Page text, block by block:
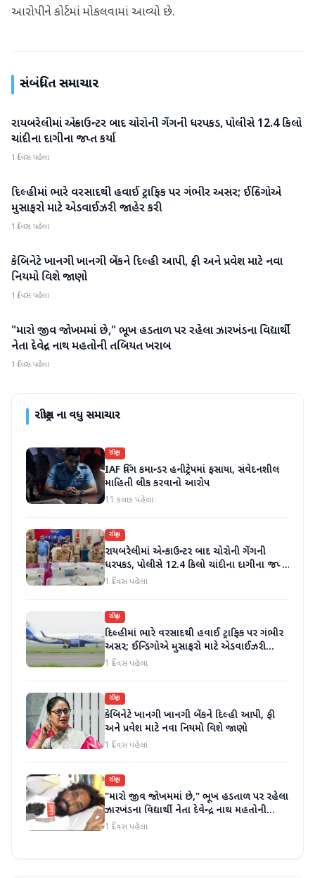
આરોપીને કોર્ટમાં મોકલવામાં આવ્યો છે.
સંબંધિત સમાચાર
રાષ્ટ્રીય
રાયબરેલીમાં એન્કાઉન્ટર બાદ ચોરોની ગેંગની ધરપકડ, પોલીસે 12.4 કિલો
ચાંદીના દાગીના જપ્ત કર્યા
1 દિવસ પહેલા
રાષ્ટ્રીય
દિલ્હીમાં ભારે વરસાદથી હવાઈ ટ્રાફિક પર ગંભીર અસર; ઈન્ડિગોએ
મુસાફરો માટે એડવાઈઝરી જાહેર કરી
1 દિવસ પહેલા
રાષ્ટ્રીય
કેબિનેટે ખાનગી ખાનગી બેંકને દિલ્હી આપી, ફી અને પ્રવેશ માટે નવા
નિયમો વિશે જાણો
1 દિવસ પહેલા
રાષ્ટ્રીય
"મારો જીવ જોખમમાં છે," ભૂખ હડતાળ પર રહેલા ઝારખંડના વિદ્યાર્થી
નેતા દેવેન્દ્ર નાથ મહતોની તબિયત ખરાબ
1 દિવસ પહેલા
રાષ્ટ્રીયના વધુ સમાચાર
રાષ્ટ્રીય
IAF વિંગ કમાન્ડર હનીટ્રેપમાં ફસાયા, સંવેદનશીલ
માહિતી લીક કરવાનો આરોપ
11 કલાક પહેલા
રાષ્ટ્રીય
રાયબરેલીમાં એન્કાઉન્ટર બાદ ચોરોની ગેંગની
ધરપકડ, પોલીસે 12.4 કિલો ચાંદીના દાગીના જપ્ત
કર્યા
1 દિવસ પહેલા
રાષ્ટ્રીય
દિલ્હીમાં ભારે વરસાદથી હવાઈ ટ્રાફિક પર ગંભીર
અસર; ઈન્ડિગોએ મુસાફરો માટે એડવાઈઝરી
જાહેર કરી
1 દિવસ પહેલા
રાષ્ટ્રીય
કેબિનેટે ખાનગી ખાનગી બેંકને દિલ્હી આપી, ફી
અને પ્રવેશ માટે નવા નિયમો વિશે જાણો
1 દિવસ પહેલા
રાષ્ટ્રીય
"મારો જીવ જોખમમાં છે," ભૂખ હડતાળ પર રહેલા
ઝારખંડના વિદ્યાર્થી નેતા દેવેન્દ્ર નાથ મહતોની
તબિયત ખરાબ
1 દિવસ પહેલા